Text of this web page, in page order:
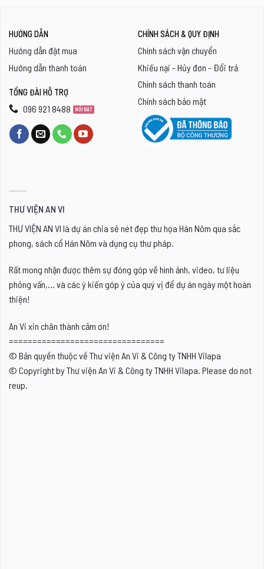
HƯỚNG DẪN
Hướng dẫn đặt mua
Hướng dẫn thanh toán
TỔNG ĐÀI HỖ TRỢ
096 921 8488
CHÍNH SÁCH & QUY ĐỊNH
Chính sách vận chuyển
Khiếu nại - Hủy đơn - Đổi trả
Chính sách thanh toán
Chính sách bảo mật
THƯ VIỆN AN VI
THƯ VIỆN AN VI là dự án chia sẻ nét đẹp thư họa Hán Nôm qua sắc
phong, sách cổ Hán Nôm và dụng cụ thư pháp.
Rất mong nhận được thêm sự đóng góp về hình ảnh, video, tư liệu
phỏng vấn,... và các ý kiến góp ý của quý vị để dự án ngày một hoàn
thiện!
An Vi xin chân thành cảm ơn!
=================================
© Bản quyền thuộc về Thư viện An Vi & Công ty TNHH Vilapa
© Copyright by Thư viện An Vi & Công ty TNHH Vilapa. Please do not
reup.